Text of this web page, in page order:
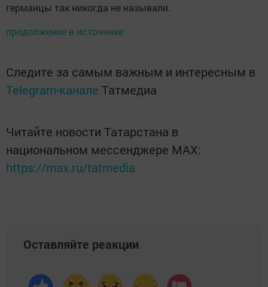
германцы так никогда не называли.
продолжение в источнике
Следите за самым важным и интересным в
Telegram-канале Татмедиа
Читайте новости Татарстана в
национальном мессенджере MАХ:
https://max.ru/tatmedia
Оставляйте реакции